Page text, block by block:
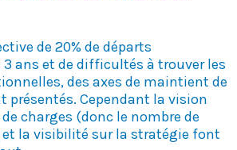
de 20% de départs
3 ans et de difficultés à trouver les
des axes de maintient de
présentés. Cependant la vision
charges (donc le nombre de
la visibilité sur la stratégie font